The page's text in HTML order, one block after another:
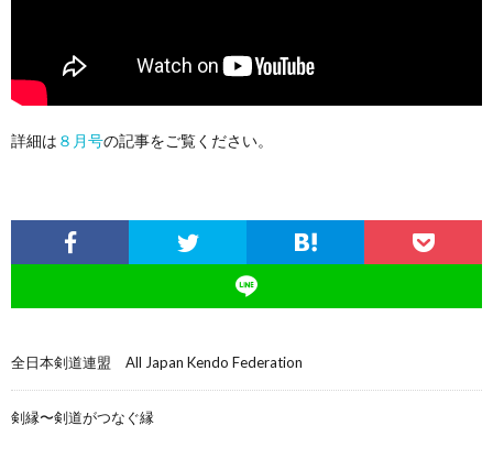
詳細は ８月号の記事をご覧ください。
全日本剣道連盟 All Japan Kendo Federation
剣縁〜剣道がつなぐ縁